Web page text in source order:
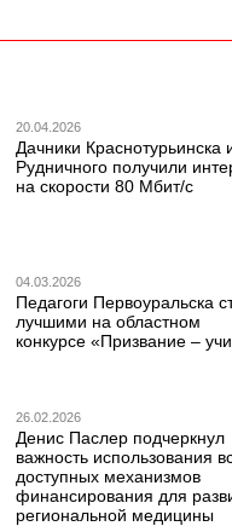
20.04.2026
Дачники Краснотурьинска
Рудничного получили
на скорости 80 Мбит/с
04.03.2026
Педагоги Первоуральска
лучшими на областном
конкурсе «Призвание –
26.02.2026
Денис Паслер подчеркнул
важность использования
доступных механизмов
финансирования для
региональной медицины